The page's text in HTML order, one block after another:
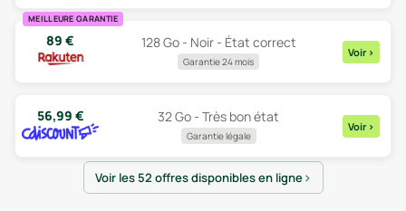
MEILLEURE GARANTIE
89 € 128 Go - Noir - État correct
Garantie 24 mois
Voir >
56,99 € 32 Go - Très bon état
Garantie légale
Voir >
Voir les 52 offres disponibles en ligne